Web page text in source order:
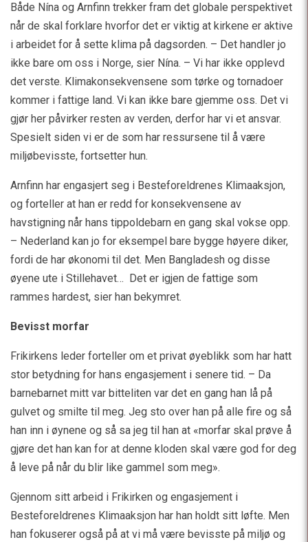
Både Nína og Arnfinn trekker fram det globale perspektivet
når de skal forklare hvorfor det er viktig at kirkene er aktive
i arbeidet for å sette klima på dagsorden. – Det handler jo
ikke bare om oss i Norge, sier Nína. – Vi har ikke opplevd
det verste. Klimakonsekvensene som tørke og tornadoer
kommer i fattige land. Vi kan ikke bare gjemme oss. Det vi
gjør her påvirker resten av verden, derfor har vi et ansvar.
Spesielt siden vi er de som har ressursene til å være
miljøbevisste, fortsetter hun.
Arnfinn har engasjert seg i Besteforeldrenes Klimaaksjon,
og forteller at han er redd for konsekvensene av
havstigning når hans tippoldebarn en gang skal vokse opp.
– Nederland kan jo for eksempel bare bygge høyere diker,
fordi de har økonomi til det. Men Bangladesh og disse
øyene ute i Stillehavet… Det er igjen de fattige som
rammes hardest, sier han bekymret.
Bevisst morfar
Frikirkens leder forteller om et privat øyeblikk som har hatt
stor betydning for hans engasjement i senere tid. – Da
barnebarnet mitt var bitteliten var det en gang han lå på
gulvet og smilte til meg. Jeg sto over han på alle fire og så
han inn i øynene og så sa jeg til han at «morfar skal prøve å
gjøre det han kan for at denne kloden skal være god for deg
å leve på når du blir like gammel som meg».
Gjennom sitt arbeid i Frikirken og engasjement i
Besteforeldrenes Klimaaksjon har han holdt sitt løfte. Men
han fokuserer også på at vi må være bevisste på miljø og